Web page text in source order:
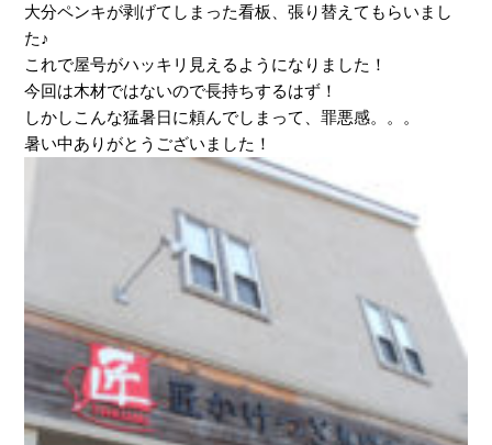
大分ペンキが剥げてしまった看板、張り替えてもらいまし
た♪
これで屋号がハッキリ見えるようになりました！
今回は木材ではないので長持ちするはず！
しかしこんな猛暑日に頼んでしまって、罪悪感。。。
暑い中ありがとうございました！